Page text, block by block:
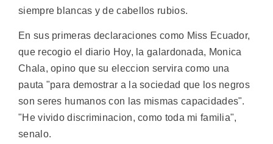
siempre blancas y de cabellos rubios.
En sus primeras declaraciones como Miss Ecuador,
que recogio el diario Hoy, la galardonada, Monica
Chala, opino que su eleccion servira como una
pauta "para demostrar a la sociedad que los negros
son seres humanos con las mismas capacidades".
"He vivido discriminacion, como toda mi familia",
senalo.